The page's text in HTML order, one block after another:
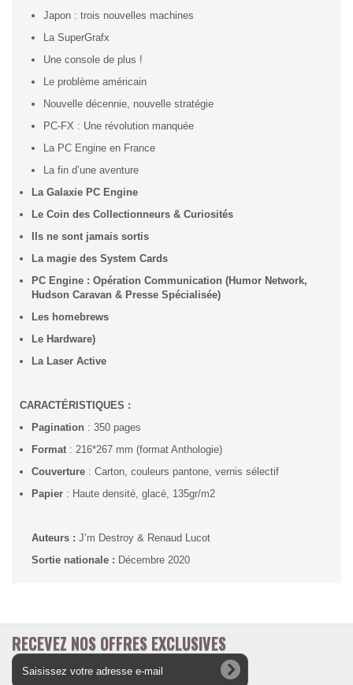
Japon : trois nouvelles machines
La SuperGrafx
Une console de plus !
Le problème américain
Nouvelle décennie, nouvelle stratégie
PC-FX : Une révolution manquée
La PC Engine en France
La fin d’une aventure
La Galaxie PC Engine
Le Coin des Collectionneurs & Curiosités
Ils ne sont jamais sortis
La magie des System Cards
PC Engine : Opération Communication (Humor Network,
Hudson Caravan & Presse Spécialisée)
Les homebrews
Le Hardware)
La Laser Active
CARACTÉRISTIQUES :
Pagination : 350 pages
Format : 216*267 mm (format Anthologie)
Couverture : Carton, couleurs pantone, vernis sélectif
Papier : Haute densité, glacé, 135gr/m2
Auteurs : J’m Destroy & Renaud Lucot
Sortie nationale : Décembre 2020
RECEVEZ NOS OFFRES EXCLUSIVES